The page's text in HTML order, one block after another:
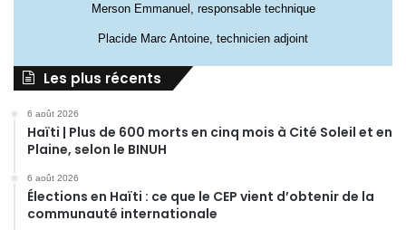
Merson Emmanuel, responsable technique
Placide Marc Antoine, technicien adjoint
Les plus récents
6 août 2026
Haïti | Plus de 600 morts en cinq mois à Cité Soleil et en
Plaine, selon le BINUH
6 août 2026
Élections en Haïti : ce que le CEP vient d’obtenir de la
communauté internationale